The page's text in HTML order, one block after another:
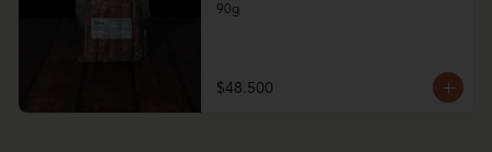
90g
$48.500